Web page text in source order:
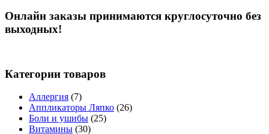
Онлайн заказы принимаются круглосуточно без
выходных!
Категории товаров
Аллергия (7)
Аппликаторы Ляпко (26)
Боли и ушибы (25)
Витамины (30)